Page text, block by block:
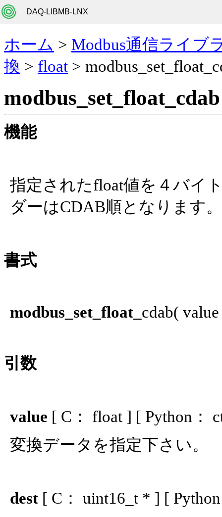
DAQ-LIBMB-LNX
ホーム > Modbus通信ライブ
換 > float >
modbus_set_float_cdab
機能
指定されたfloat値を４バイ
ダーはCDAB順となります。
書式
modbus_set_float_ cdab(
引数
value [ C： float ] [ Python：
変換データを指定下さい。
dest [ C： uint16_t * ] [